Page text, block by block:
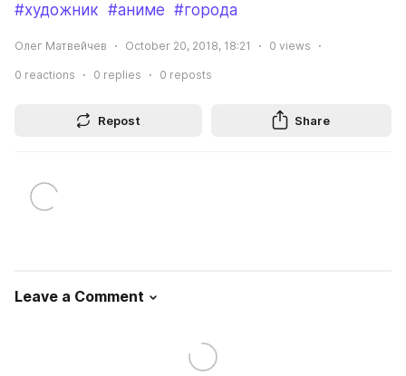
#художник #аниме #города
Олег Матвейчев October 20, 2018, 18:21 0 views
0 reactions 0 replies 0 reposts
Repost Share
Leave a Comment